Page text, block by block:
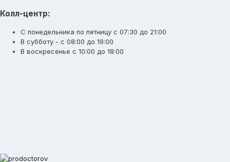
Колл-центр:
С понедельника по пятницу с 07:30 до 21:00
В субботу - с 08:00 до 19:00
В воскресенье с 10:00 до 18:00